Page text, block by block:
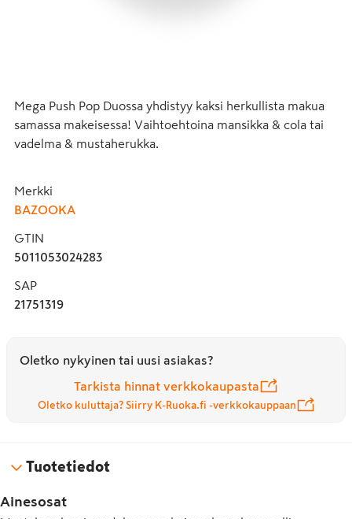
Mega Push Pop Duossa yhdistyy kaksi herkullista makua
samassa makeisessa! Vaihtoehtoina mansikka & cola tai
vadelma & mustaherukka.
Merkki
BAZOOKA
GTIN
5011053024283
SAP
21751319
Oletko nykyinen tai uusi asiakas?
Tarkista hinnat verkkokaupasta
Oletko kuluttaja? Siirry K-Ruoka.fi -verkkokauppaan
Tuotetiedot
Ainesosat